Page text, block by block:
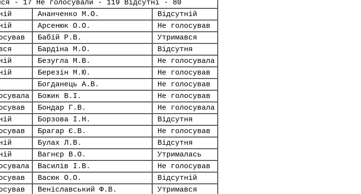
- 17 Не голосували - 119 Відсутні - 80
Ананченко М.О.
Відсутній
Арсенюк О.О.
Не голосував
Бабій Р.В.
Утримався
Бардіна М.О.
Відсутня
Безугла М.В.
Не голосувала
Березін М.Ю.
Не голосував
Богданець А.В.
Не голосував
Божик В.І.
Не голосував
Бондар Г.В.
Не голосувала
Борзова І.Н.
Відсутня
Брагар Є.В.
Не голосував
Булах Л.В.
Відсутня
Вагнєр В.О.
Утрималась
Василів І.В.
Не голосував
Васюк О.О.
Відсутній
Веніславський Ф.В.
Утримався